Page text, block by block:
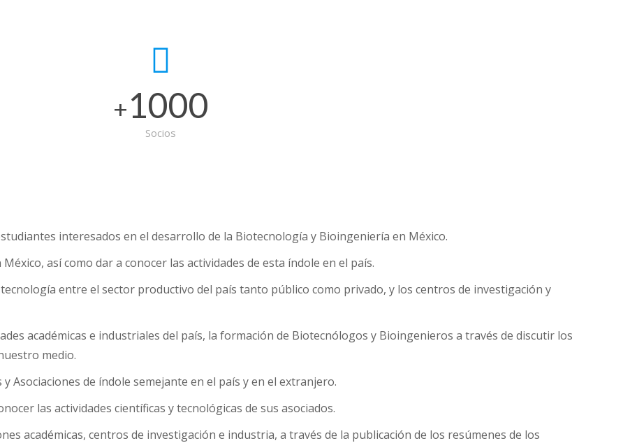
+1000
Socios
interesados en el desarrollo de la Biotecnología y Bioingeniería en México.
así como dar a conocer las actividades de esta índole en el país.
entre el sector productivo del país tanto público como privado, y los centros de investigación y
académicas e industriales del país, la formación de Biotecnólogos y Bioingenieros a través de discutir los
medio.
Asociaciones de índole semejante en el país y en el extranjero.
las actividades científicas y tecnológicas de sus asociados.
académicas, centros de investigación e industria, a través de la publicación de los resúmenes de los